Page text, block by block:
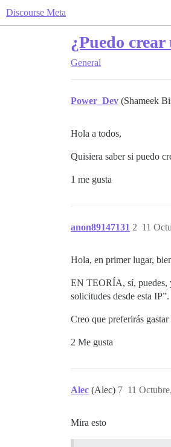
Discourse Meta
¿Puedo
General
Power_Dev (Shameek
Hola a todos,
Quisiera saber si puedo
1 me gusta
anon89147131 11
2
Hola, en primer lugar,
EN TEORÍA, sí, puedes,
solicitudes desde esta IP”.
Creo que preferirás
2 Me gusta
Alec (Alec) 11
7
Mira esto